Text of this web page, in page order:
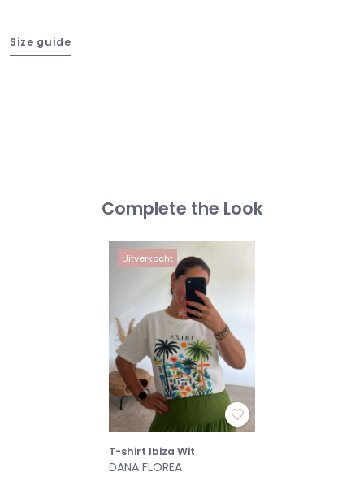
Size guide
Complete the Look
Uitverkocht
T-shirt Ibiza Wit
DANA FLOREA